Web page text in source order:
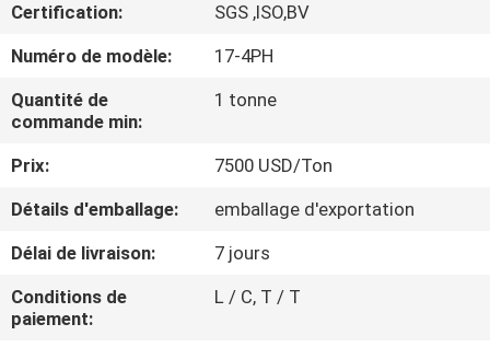
VISITE
D'USINE
CONTRÔLE
DE
QUALITÉ
CONTACTEZ-
NOUS
Certification:
SGS ,ISO,BV
Numéro de modèle:
17-4PH
Quantité de
commande min:
1 tonne
Prix:
7500 USD/Ton
Détails d'emballage:
emballage d'exportation
Délai de livraison:
7 jours
Conditions de
paiement:
L / C, T / T